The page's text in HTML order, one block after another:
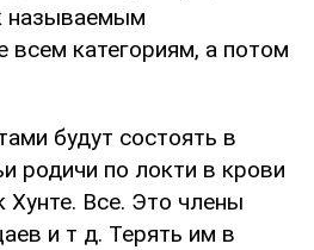
называемым
всем категориям, а потом
будут состоять в
родичи по локти в крови
Хунте. Все. Это члены
и т д. Терять им в